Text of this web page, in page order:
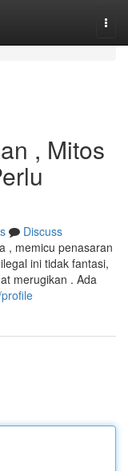
, Mitos
Discuss
, memicu penasaran
ini tidak fantasi,
merugikan . Ada